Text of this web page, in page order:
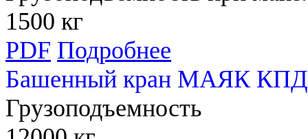
1500 кг
PDF Подробнее
Башенный кран МАЯК КПД
Грузоподъемность